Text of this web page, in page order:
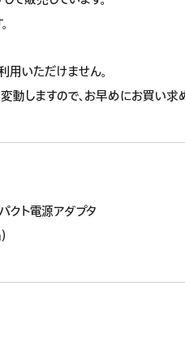
いただけません。
しますので、お早めにお買い求
ト電源アダプタ